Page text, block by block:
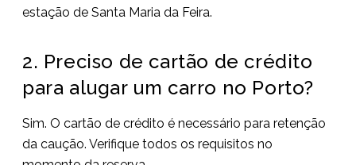
estação de Santa Maria da Feira.
2. Preciso de cartão de crédito
para alugar um carro no Porto?
Sim. O cartão de crédito é necessário para retenção
da caução. Verifique todos os requisitos no